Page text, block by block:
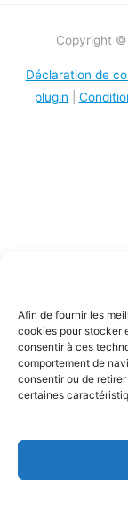
Afin de fournir les
cookies pour stocker
consentir à ces
comportement de
consentir ou de
certaines
Copyright ©
Déclaration de
plugin